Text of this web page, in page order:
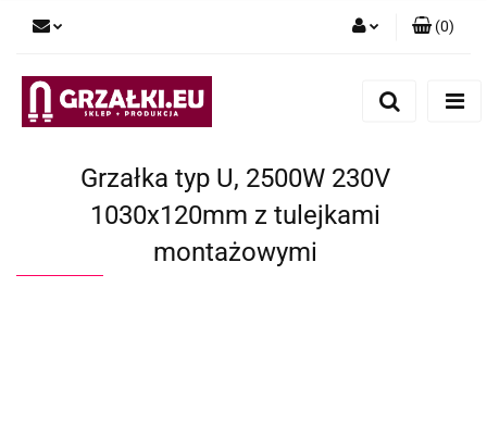
(0)
Grzałka typ U, 2500W 230V
1030x120mm z tulejkami
montażowymi